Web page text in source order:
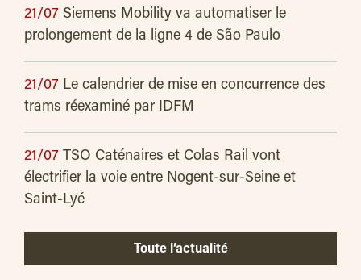
21/07 Siemens Mobility va automatiser le
prolongement de la ligne 4 de São Paulo
21/07 Le calendrier de mise en concurrence des
trams réexaminé par IDFM
21/07 TSO Caténaires et Colas Rail vont
électrifier la voie entre Nogent-sur-Seine et
Saint-Lyé
Toute l’actualité